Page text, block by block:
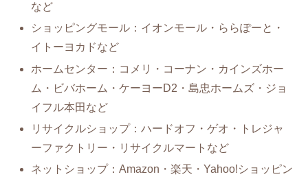
など
ショッピングモール：イオンモール・ららぽーと・
イトーヨカドなど
ホームセンター：コメリ・コーナン・カインズホー
ム・ビバホーム・ケーヨーD2・島忠ホームズ・ジョ
イフル本田など
リサイクルショップ：ハードオフ・ゲオ・トレジャ
ーファクトリー・リサイクルマートなど
ネットショップ：Amazon・楽天・Yahoo!ショッピン